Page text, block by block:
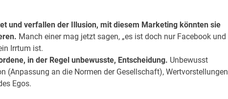
und verfallen der Illusion, mit diesem Marketing könnten sie
Manch einer mag jetzt sagen, „es ist doch nur Facebook und
Irrtum ist.
in der Regel unbewusste, Entscheidung. Unbewusst
(Anpassung an die Normen der Gesellschaft), Wertvorstellungen
Egos.